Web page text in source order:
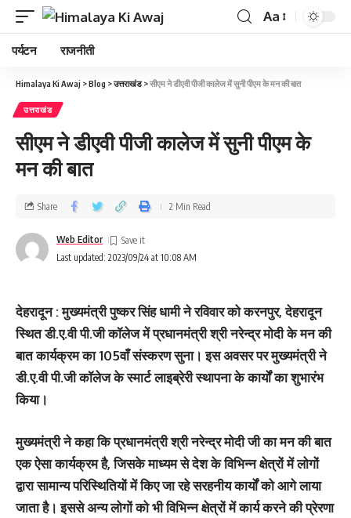
Aa
पर्यटन राजनीती
Himalaya Ki Awaj >Blog >उत्तराखंड>सीएम ने डीएवी पीजी कालेज में सुनी पीएम के मन की बात
उत्तराखंड
सीएम ने डीएवी पीजी कालेज में सुनी पीएम के
मन की बात
Last updated: 2023/09/24 at 10:08 AM
Web Editor
Share 2 Min Read
देहरादून : मुख्यमंत्री पुष्कर सिंह धामी ने रविवार को करनपुर, देहरादून
स्थित डी.ए.वी पी.जी कॉलेज में प्रधानमंत्री श्री नरेन्द्र मोदी के मन की
बात कार्यक्रम का 105वाँ संस्करण सुना। इस अवसर पर मुख्यमंत्री ने
डी.ए.वी पी.जी कॉलेज के स्मार्ट लाइब्रेरी स्थापना के कार्यों का शुभारंभ
किया।
मुख्यमंत्री ने कहा कि प्रधानमंत्री श्री नरेन्द्र मोदी जी का मन की बात
एक ऐसा कार्यक्रम है, जिसके माध्यम से देश के विभिन्न क्षेत्रों में लोगों
द्वारा सामान्य परिस्थितियों में किए जा रहे सरहनीय कार्यों को आगे लाया
जाता है। इससे अन्य लोगों को भी विभिन्न क्षेत्रों में कार्य करने की प्रेरणा